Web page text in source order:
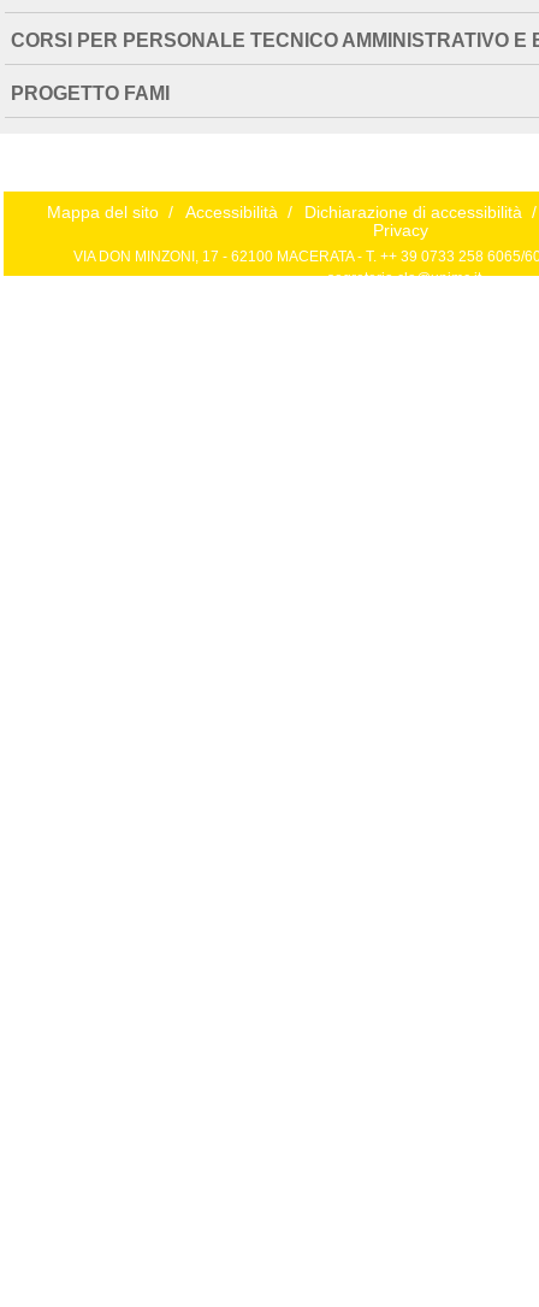
CORSI PER PERSONALE TECNICO AMMINISTRATIVO
PROGETTO FAMI
Mappa del sito / Accessibilità / Dichiarazione di accessibilità /
Privacy
VIA DON MINZONI, 17 - 62100 MACERATA - T. ++ 39 0733 258 6065/
segreteria.cla@unimc.it